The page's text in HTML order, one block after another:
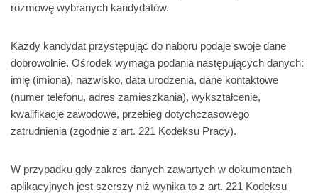
rozmowę wybranych kandydatów.
Każdy kandydat przystępując do naboru podaje swoje dane
dobrowolnie. Ośrodek wymaga podania następujących danych:
imię (imiona), nazwisko, data urodzenia, dane kontaktowe
(numer telefonu, adres zamieszkania), wykształcenie,
kwalifikacje zawodowe, przebieg dotychczasowego
zatrudnienia (zgodnie z art. 221 Kodeksu Pracy).
W przypadku gdy zakres danych zawartych w dokumentach
aplikacyjnych jest szerszy niż wynika to z art. 221 Kodeksu